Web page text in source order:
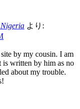
より:
by my cousin. I am
is written by him as no
about my trouble.